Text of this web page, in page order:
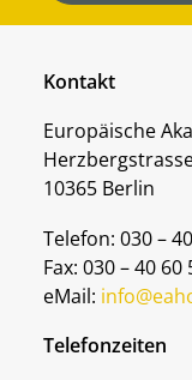
Kontakt
Europäische
10365 Berlin
Telefon: 030 –
Fax: 030 – 40 60
eMail:
Telefonzeiten